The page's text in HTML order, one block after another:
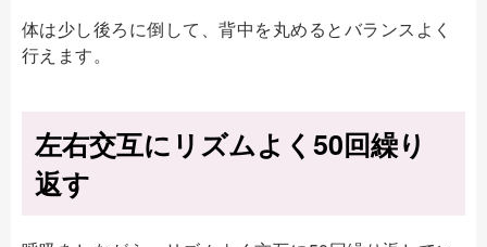
体は少し後ろに倒して、背中を丸めるとバランスよく
行えます。
左右交互にリズムよく50回繰り
返す